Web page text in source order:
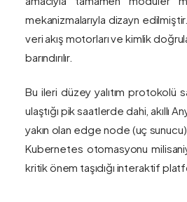
mekanizmalarıyla dizayn
veri akış motorları ve kimlik
barındırılır.
Bu ileri düzey yalıtım protokolü
ulaştığı pik saatlerde dahi, akıllı
yakın olan edge node (uç
Kubernetes otomasyonu
kritik önem taşıdığı interaktif